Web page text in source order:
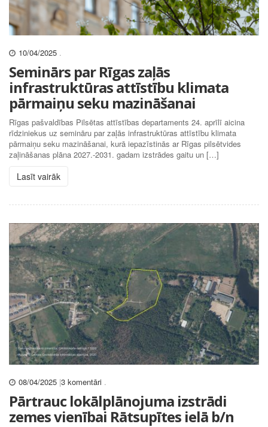
10/04/2025 .
Seminārs par Rīgas zaļās
infrastruktūras attīstību klimata
pārmaiņu seku mazināšanai
Rīgas pašvaldības Pilsētas attīstības departaments 24. aprīlī aicina
rīdziniekus uz semināru par zaļās infrastruktūras attīstību klimata
pārmaiņu seku mazināšanai, kurā iepazīstinās ar Rīgas pilsētvides
zaļināšanas plāna 2027.-2031. gadam izstrādes gaitu un […]
Lasīt vairāk
08/04/2025 |3 komentāri .
Pārtrauc lokālplānojuma izstrādi
zemes vienībai Rātsupītes ielā b/n